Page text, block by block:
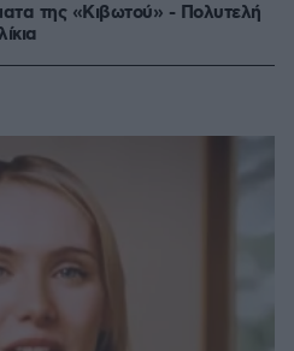
της «Κιβωτού» - Πολυτελή